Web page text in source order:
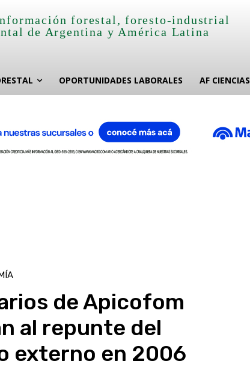
forestal, foresto-industrial
de Argentina y América Latina
OPORTUNIDADES LABORALES AF CIENCIAS
de Apicofom
al repunte del
externo en 2006